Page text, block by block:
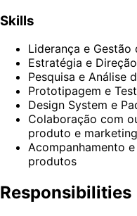
Skills
Liderança e Gestão
Estratégia e
Pesquisa e Análise
Prototipagem e
Design System e
Colaboração com
produto e
Acompanhamento
produtos
Responsibilities